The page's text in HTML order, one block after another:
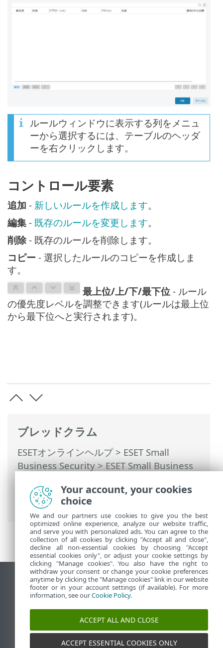
ブレッドクラム
ESETオンラインヘルプ> ESET Small
Business Security>ESET Small Business
ワークアクセス保護>ファイアウォール>
ファイアウォールルール
ルールウィンドウに表示する列をメニュ
ーから選択するには、テーブルのヘッダ
ーを右クリックします。
コントロール要素
追加 - 新しいルールを作成します。
編集 - 既存のルールを変更します。
削除 - 既存のルールを削除します。
コピー - 選択したルールのコピーを作成しま
す。
最上位/上/下/最下位 - ルール
の優先度レベルを調整できます(ルールは最上位
から最下位へと実行されます)。
デスクトップサイトの表示
End of Life
ESETナレッジベース
ESETフォーラム
ESET Status Portal
Your account, your cookies
choice
We and our partners use cookies to give you the best
optimized online experience, analyze our website traffic,
and serve you with personalized ads. You can agree to the
collection of all cookies by clicking "Accept all and close",
decline all non-essential cookies by choosing "Accept
essential cookies only", or adjust your cookie settings by
clicking "Manage cookies". You also have the right to
withdraw your consent or change your cookie preferences
anytime by clicking the "Manage cookies" link in our website
footer or in your account settings (if available). For more
information, see ourCookie Policy.
ACCEPT ALL AND CLOSE
ACCEPT ESSENTIAL COOKIES ONLY